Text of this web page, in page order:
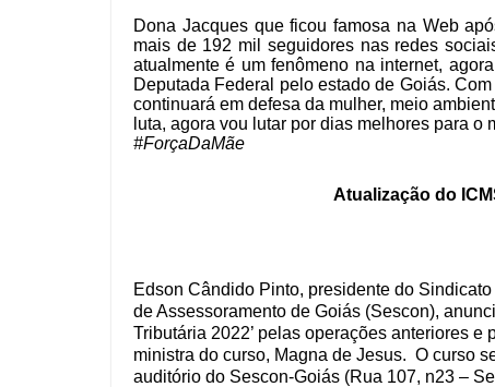
Dona Jacques que ficou famosa na Web
mais de 192 mil seguidores nas redes
atualmente é um fenômeno na internet,
Deputada Federal pelo estado de Goiás.
continuará em defesa da mulher, meio
luta, agora vou lutar por dias melhores para o
#ForçaDaMãe
Atualização do
Edson Cândido Pinto, presidente do
de Assessoramento de Goiás (Sescon),
Tributária 2022’ pelas operações anteriores
ministra do curso, Magna de Jesus. O curso
auditório do Sescon-Goiás (Rua 107, n23 –